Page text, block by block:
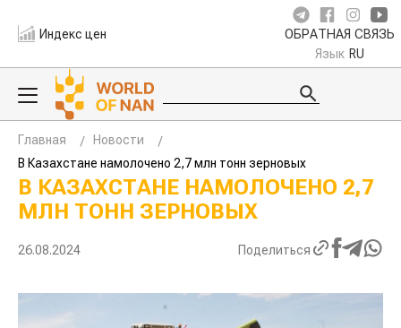
Индекс цен ОБРАТНАЯ СВЯЗЬ
Язык RU
Главная
Новости
В Казахстане намолочено 2,7 млн тонн зерновых
В КАЗАХСТАНЕ НАМОЛОЧЕНО 2,7
МЛН ТОНН ЗЕРНОВЫХ
26.08.2024 Поделиться